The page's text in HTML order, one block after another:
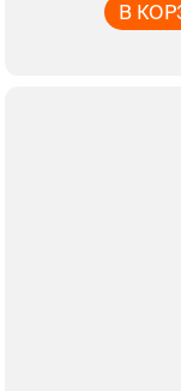
В